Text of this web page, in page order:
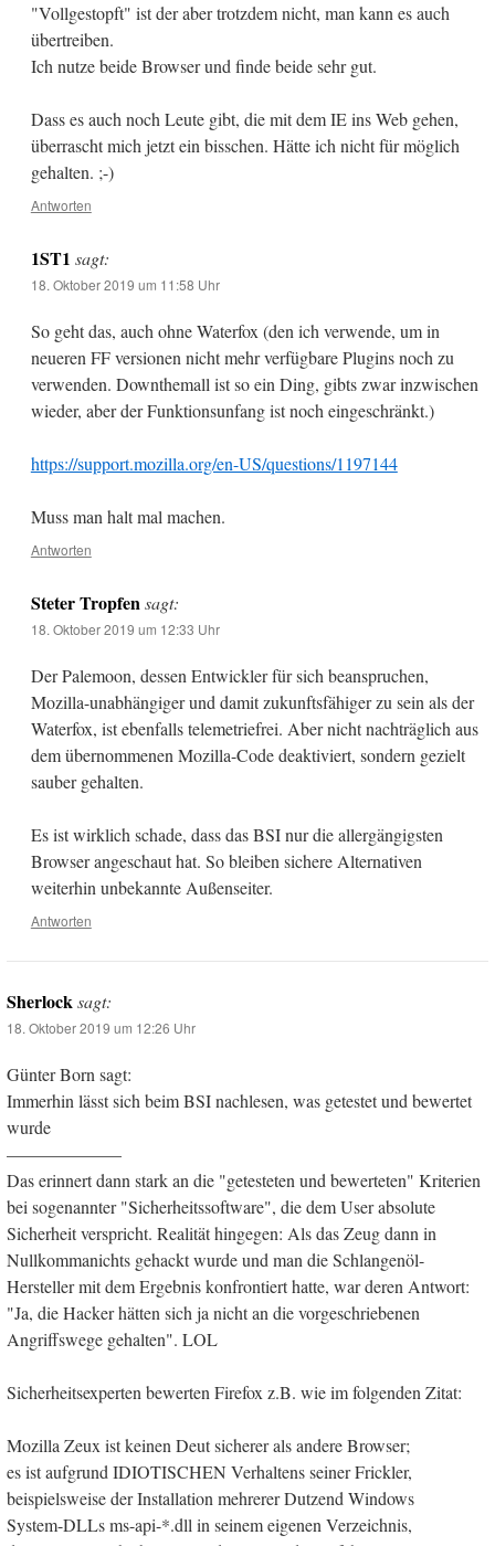
"Vollgestopft" ist der aber trotzdem nicht, man kann es auch
übertreiben.
Ich nutze beide Browser und finde beide sehr gut.
Dass es auch noch Leute gibt, die mit dem IE ins Web gehen,
überrascht mich jetzt ein bisschen. Hätte ich nicht für möglich
gehalten. ;-)
Antworten
1ST1 sagt:
18. Oktober 2019 um 11:58 Uhr
So geht das, auch ohne Waterfox (den ich verwende, um in
neueren FF versionen nicht mehr verfügbare Plugins noch zu
verwenden. Downthemall ist so ein Ding, gibts zwar inzwischen
wieder, aber der Funktionsunfang ist noch eingeschränkt.)
https://support.mozilla.org/en-US/questions/1197144
Muss man halt mal machen.
Antworten
Steter Tropfen sagt:
18. Oktober 2019 um 12:33 Uhr
Der Palemoon, dessen Entwickler für sich beanspruchen,
Mozilla-unabhängiger und damit zukunftsfähiger zu sein als der
Waterfox, ist ebenfalls telemetriefrei. Aber nicht nachträglich aus
dem übernommenen Mozilla-Code deaktiviert, sondern gezielt
sauber gehalten.
Es ist wirklich schade, dass das BSI nur die allergängigsten
Browser angeschaut hat. So bleiben sichere Alternativen
weiterhin unbekannte Außenseiter.
Antworten
Sherlocksagt:
18. Oktober 2019 um 12:26 Uhr
Günter Born sagt:
Immerhin lässt sich beim BSI nachlesen, was getestet und bewertet
wurde
——————–
Das erinnert dann stark an die "getesteten und bewerteten" Kriterien
bei sogenannter "Sicherheitssoftware", die dem User absolute
Sicherheit verspricht. Realität hingegen: Als das Zeug dann in
Nullkommanichts gehackt wurde und man die Schlangenöl-
Hersteller mit dem Ergebnis konfrontiert hatte, war deren Antwort:
"Ja, die Hacker hätten sich ja nicht an die vorgeschriebenen
Angriffswege gehalten". LOL
Sicherheitsexperten bewerten Firefox z.B. wie im folgenden Zitat:
Mozilla Zeux ist keinen Deut sicherer als andere Browser;
es ist aufgrund IDIOTISCHEN Verhaltens seiner Frickler,
beispielsweise der Installation mehrerer Dutzend Windows
System-DLLs ms-api-*.dll in seinem eigenen Verzeichnis,